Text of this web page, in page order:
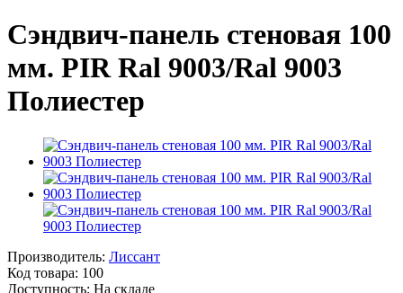
Сэндвич-панель стеновая 100
мм. PIR Ral 9003/Ral 9003
Полиестер
Производитель: Лиссант
Код товара: 100
Доступность: На складе